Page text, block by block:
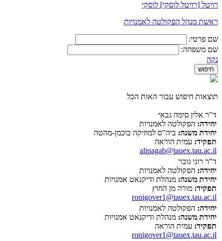
רויטל [רויטל לוסקי] לוסקי
ראשת מנהל הפקולטה לאמנויות
שם פרטי:
שם משפחה:
נקה
תוצאות חיפוש עבור האות הכל
ד"ר אלין סימה גבאי
יחידה: הפקולטה לאמנויות
יחידת משנה: ביה"ס למוזיקה בוכמן-מהטה
תפקיד: עמית הוראה
alinagab@tauex.tau.ac.il
ד"ר רוני גובר
יחידה: הפקולטה לאמנויות
יחידת משנה: מנהלת ודיקנאט אמנויות
תפקיד: מורה מן החוץ
ronigover1@tauex.tau.ac.il
יחידה: הפקולטה לאמנויות
יחידת משנה: מנהלת ודיקנאט אמנויות
תפקיד: עמית הוראה
ronigover1@tauex.tau.ac.il